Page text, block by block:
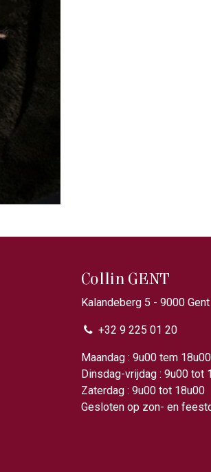
Collin GENT
Kalandeberg 5 - 9000 Gent​
+32 9 225 01 20
Maandag : 9u00 tem
Dinsdag-vrijdag : 9u00 tot
Zaterdag : 9u00 tot 18u00
Gesloten op zon- en